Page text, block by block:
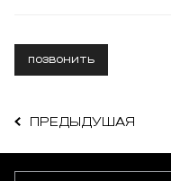
ПОЗВОНИТЬ
ПРЕДЫДУШАЯ